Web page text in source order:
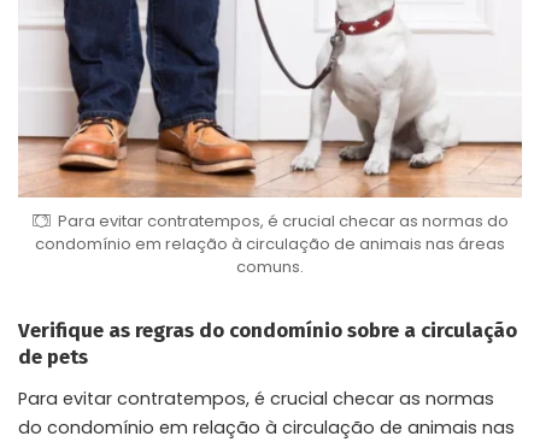
Para evitar contratempos, é crucial checar as normas do
condomínio em relação à circulação de animais nas áreas
comuns.
Verifique as regras do condomínio sobre a circulação
de pets
Para evitar contratempos, é crucial checar as normas
do condomínio em relação à circulação de animais nas